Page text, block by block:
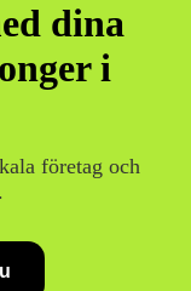
dina
i
företag och